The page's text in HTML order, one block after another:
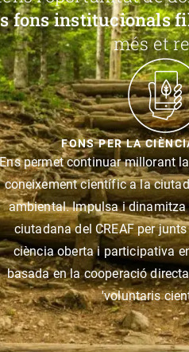
fons institucionals
més et
FONS PER LA
Ens permet continuar millorant
coneixement científic a la
ambiental. Impulsa i dinamitza
ciutadana del CREAF per
ciència oberta i participativa
basada en la cooperació
'voluntaris